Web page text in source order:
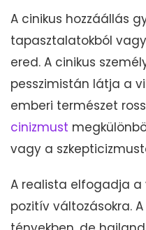
A cinikus hozzáállás
tapasztalatokból
ered. A cinikus
pesszimistán látja a
emberi természet
cinizmust
vagy a
A realista elfogadja
pozitív változásokra. A